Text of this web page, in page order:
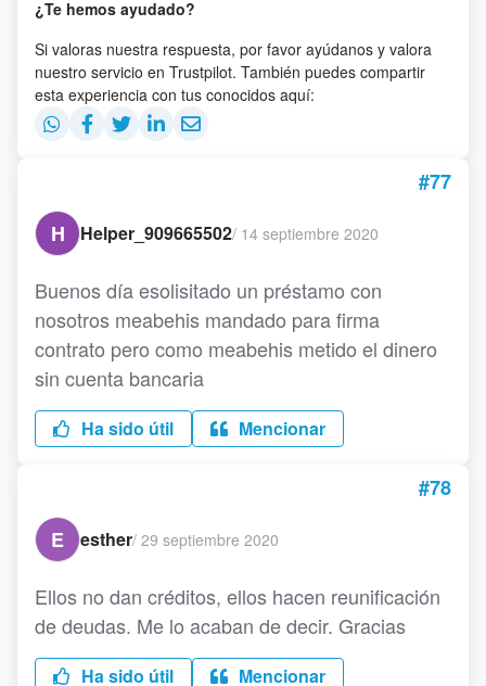
¿Te hemos ayudado?
Si valoras nuestra respuesta, por favor ayúdanos y valora
nuestro servicio en Trustpilot. También puedes compartir
esta experiencia con tus conocidos aquí:
#77
H
Helper_909665502/ 14 septiembre 2020
Buenos día esolisitado un préstamo con
nosotros meabehis mandado para firma
contrato pero como meabehis metido el dinero
sin cuenta bancaria
Ha sido útil Mencionar
#78
E
esther/ 29 septiembre 2020
Ellos no dan créditos, ellos hacen reunificación
de deudas. Me lo acaban de decir. Gracias
Ha sido útil Mencionar